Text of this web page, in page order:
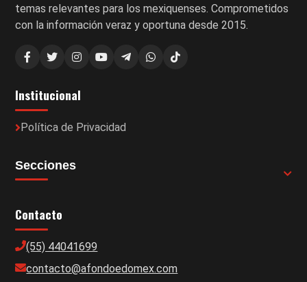
temas relevantes para los mexiquenses. Comprometidos
con la información veraz y oportuna desde 2015.
Institucional
Política de Privacidad
Secciones
Contacto
(55) 44041699
contacto@afondoedomex.com